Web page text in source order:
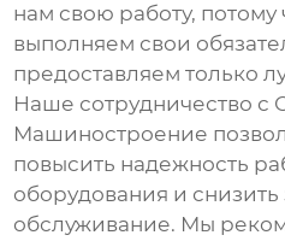
нам свою работу, потому
выполняем свои
предоставляем только
Наше сотрудничество
Машиностроение
повысить надежность
оборудования и снизить
обслуживание. Мы